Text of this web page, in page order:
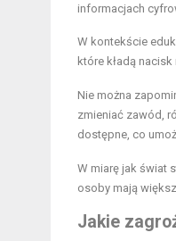
informacjach
W kontekście
które kładą
Nie można
zmieniać zawód,
dostępne, co
W miarę jak świat
osoby mają
Jakie